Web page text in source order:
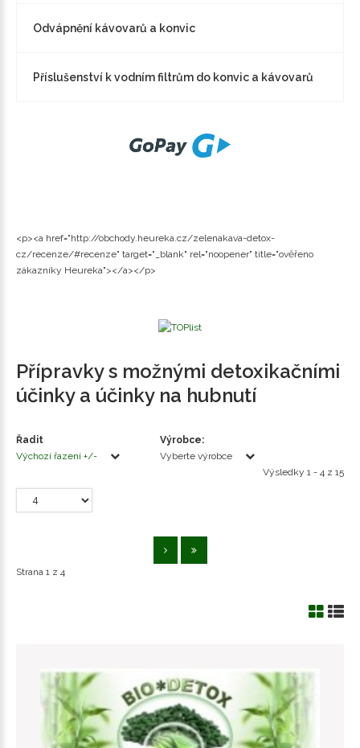
Odvápnění kávovarů a konvic
Příslušenství k vodním filtrům do konvic a kávovarů
<p><a href="http://obchody.heureka.cz/zelenakava-detox-
cz/recenze/#recenze" target="_blank" rel="noopener" title="ověřeno
zákazníky Heureka"></a></p>
Přípravky s možnými detoxikačními
účinky a účinky na hubnutí
Řadit
Výchozí řazení +/-
Výrobce:
Vyberte výrobce
Výsledky 1 - 4 z 15
Strana 1 z 4